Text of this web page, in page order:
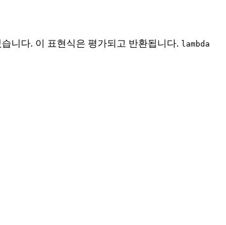
니다. 이 표현식은 평가되고 반환됩니다. lambda